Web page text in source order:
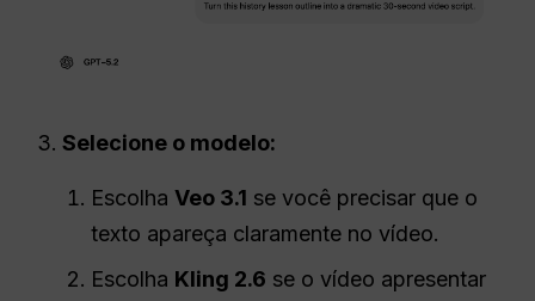
Selecione o modelo:
EscolhaVeo 3.1 se você precisar que o
texto apareça claramente no vídeo.
Escolha Kling 2.6 se o vídeo apresentar